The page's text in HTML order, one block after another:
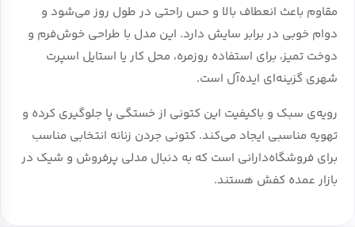
مقاوم باعث انعطاف بالا و حس راحتی در طول روز می‌شود و
دوام خوبی در برابر سایش دارد. این مدل با طراحی خوش‌فرم و
دوخت تمیز، برای استفاده روزمره، محل کار یا استایل اسپرت
شهری گزینه‌ای ایده‌آل است.
رویه‌ی سبک و باکیفیت این کتونی از خستگی پا جلوگیری کرده و
تهویه مناسبی ایجاد می‌کند. کتونی جردن زنانه انتخابی مناسب
برای فروشگاه‌دارانی است که به دنبال مدلی پرفروش و شیک در
بازار عمده کفش هستند.